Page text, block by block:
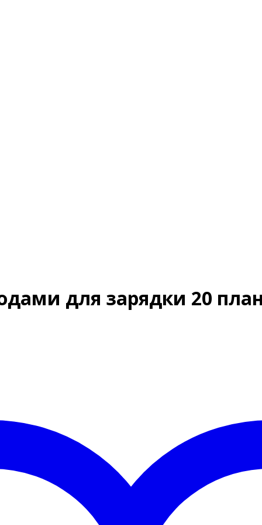
для зарядки 20